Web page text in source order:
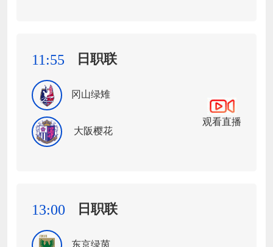
11:55 日职联
冈山绿雉
大阪樱花
观看直播
13:00 日职联
东京绿茵